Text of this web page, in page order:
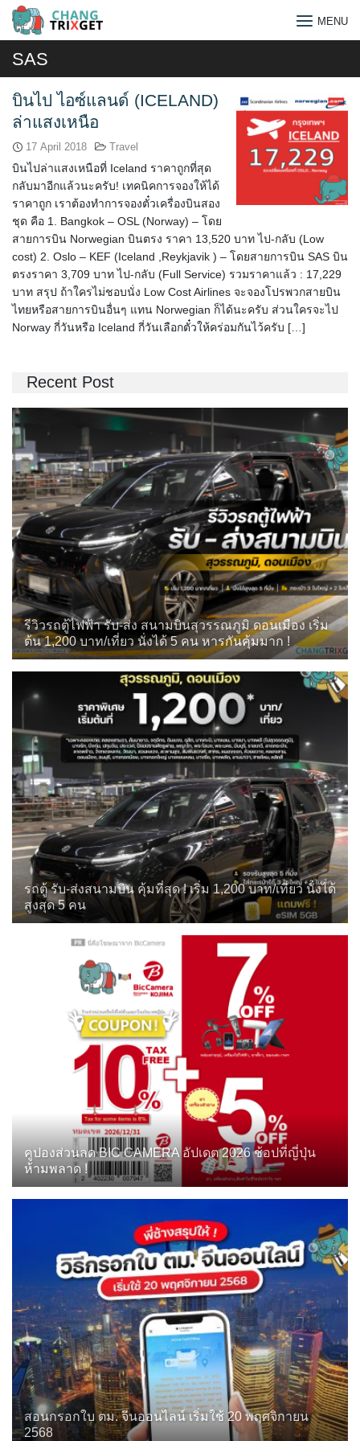
Skip
Search
for:
MENU
SAS
บินไป ไอซ์แลนด์ (ICELAND)
ล่าแสงเหนือ
17 April 2018 Travel
บินไปล่าแสงเหนือที่ Iceland ราคาถูกที่สุด
กลับมาอีกแล้วนะครับ! เทคนิคการจองให้ได้
ราคาถูก เราต้องทำการจองตั๋วเครื่องบินสอง
ชุด คือ 1. Bangkok – OSL (Norway) – โดย
สายการบิน Norwegian บินตรง ราคา 13,520 บาท ไป-กลับ (Low
cost) 2. Oslo – KEF (Iceland ,Reykjavik ) – โดยสายการบิน SAS บิน
ตรงราคา 3,709 บาท ไป-กลับ (Full Service) รวมราคาแล้ว : 17,229
บาท สรุป ถ้าใครไม่ชอบนั่ง Low Cost Airlines จะจองโปรพวกสายบิน
ไทยหรือสายการบินอื่นๆ แทน Norwegian ก็ได้นะครับ ส่วนใครจะไป
Norway กี่วันหรือ Iceland กี่วันเลือกตั๋วให้คร่อมกันไว้ครับ […]
Recent Post
รีวิวรถตู้ไฟฟ้า รับ-ส่ง สนามบินสุวรรณภูมิ ดอนเมือง เริ่ม
ต้น 1,200 บาท/เที่ยว นั่งได้ 5 คน หารกันคุ้มมาก !
รถตู้ รับ-ส่งสนามบิน คุ้มที่สุด ! เริ่ม 1,200 บาท/เที่ยว นั่งได้
สูงสุด 5 คน
คูปองส่วนลด BIC CAMERA อัปเดต 2026 ช้อปที่ญี่ปุ่น
ห้ามพลาด !
สอนกรอกใบ ตม. จีนออนไลน์ เริ่มใช้ 20 พฤศจิกายน
2568